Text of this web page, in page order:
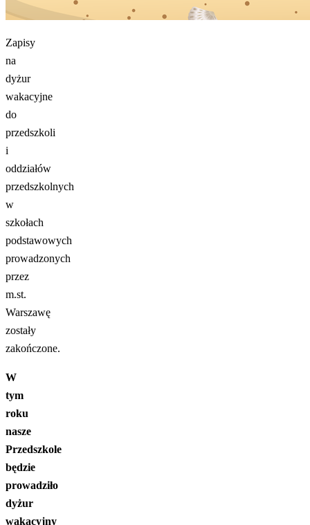
Zapisy
na
dyżur
wakacyjne
do
przedszkoli
i
oddziałów
przedszkolnych
w
szkołach
podstawowych
prowadzonych
przez
m.st.
Warszawę
zostały
zakończone.
W
tym
roku
nasze
Przedszkole
będzie
prowadziło
dyżur
wakacyjny